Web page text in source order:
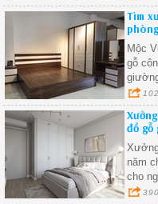
vật
Tìm
Mộc
gỗ
với
đồ
năm
cho
mái